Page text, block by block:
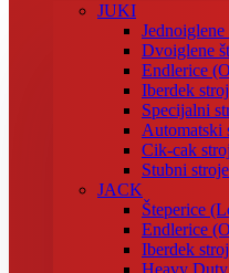
JUKI
Dvoiglene
Endlerice
Iberdek
Specijalni
Automatski
Cik-cak
Stubni
JACK
Šteperice
Endlerice
Iberdek
Heavy